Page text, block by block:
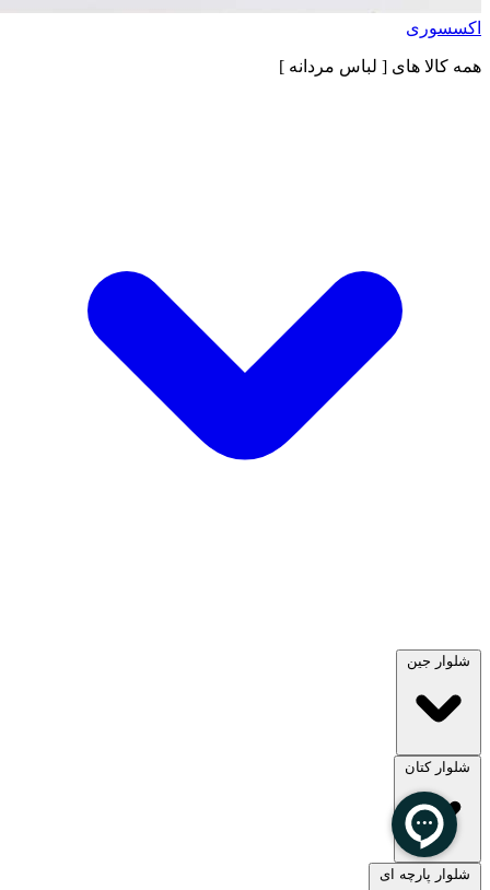
اکسسوری
همه کالا های [ لباس مردانه ]
شلوار جین
مشاهده همه
شلوار کتان
شلوار پارچه ای